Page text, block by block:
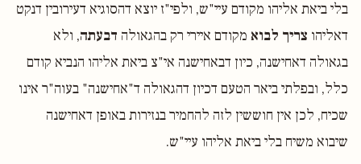
בלי ביאת אליהו מקודם עיי"ש, ולפי"ז יוצא דהסוגיא דעירובין דנקט
דאליהו צריך לבוא מקודם איירי רק בהגאולה דבעתה, ולא
בגאולה דאחישנה, כיון דבאחישנה אי"צ ביאת אליהו הנביא קודם
כלל, ובפלתי ביאר הטעם דכיון דהגאולה ד"אחישנה" בעוה"ר אינו
שכיח, לכן אין חוששין לזה להחמיר בנזירות באופן דאחישנה
שיבוא משיח בלי ביאת אליהו עיי"ש.